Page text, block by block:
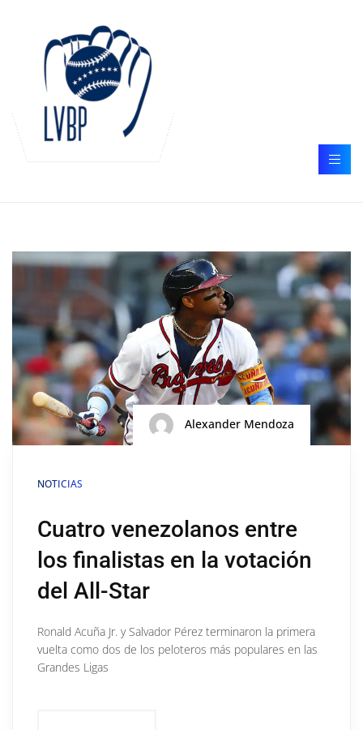
Alexander Mendoza
NOTICIAS
Cuatro venezolanos entre
los finalistas en la votación
del All-Star
Ronald Acuña Jr. y Salvador Pérez terminaron la primera
vuelta como dos de los peloteros más populares en las
Grandes Ligas